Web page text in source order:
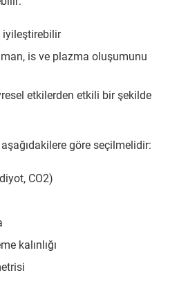
iyileştirebilir
is ve plazma oluşumunu
etkilerden etkili bir şekilde
göre seçilmelidir:
CO2)
kalınlığı